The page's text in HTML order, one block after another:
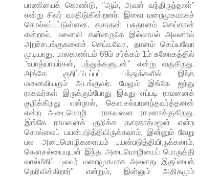
பாணியைக் கொண்டு, "ஆம், அவள் வந்திருந்தாள்"
என்று சிலர் வாதிடுகின்றனர். இவை மறைமுகமாகச்
சொல்லப்பட்டுள்ளன. தசரதன் பசுதானம் செய்தான்
என்றால், மனைவி தன்னருகே இல்லாமல் அவனால்
அறச்சடங்குகளைச் செய்யவோ, தானம் செய்யவோ
முடியாது. பாலகாண்டம் 69ம் சர்க்கம் 1ம் சுலோகத்தில்
"உபாத்யாயர்கள், பந்துக்களுடன்" என்று வருகிறது.
அங்கே குறிப்பிடப்பட்ட பந்துக்களில் இந்த
மனைவியரும் அடங்குவர். மேலும் இங்கே ஐந்து
ராகவர்கள் இருக்கும்போது இஃது எப்படி ராமனைக்
குறிக்கிறது என்றால், கௌசல்யானந்தவர்த்தனன்
என்ற அடைமொழி ராகவனை ராமனாக்குகிறது.
இங்கே ராமனைக் குறிக்க தசரதாத்மஜன் என்ற
சொல்லைப் பயன்படுத்தியிருக்கலாம். இன்னும் வேறு
பல அடைமொழிகளையும் பயன்படுத்தியிருக்கலாம்.
கௌசல்யையுடன் இந்த அடைமொழியைப் பொருத்தி
வால்மீகிப் புலவர் மறைமுகமாக அவளது இருப்பைத்
தெரிவிக்கிறார்" என்றும், இன்னும் அதிகமும்